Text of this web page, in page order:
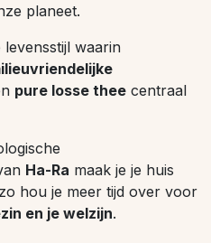
planeet.
waarin
pure losse thee centraal
Ha-Ra maak je je huis
hou je meer tijd over voor
en je welzijn.